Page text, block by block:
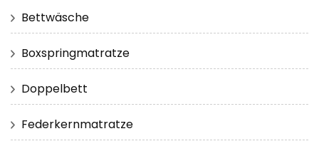
Bettwäsche
Boxspringmatratze
Doppelbett
Federkernmatratze